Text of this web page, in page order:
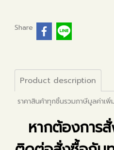
Share
Product description
ราคาสินค้าทุกชิ้นรวมภาษีมูลค่าเ
หากต้องการ